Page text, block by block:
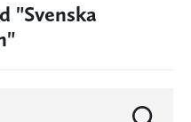
"Svenska